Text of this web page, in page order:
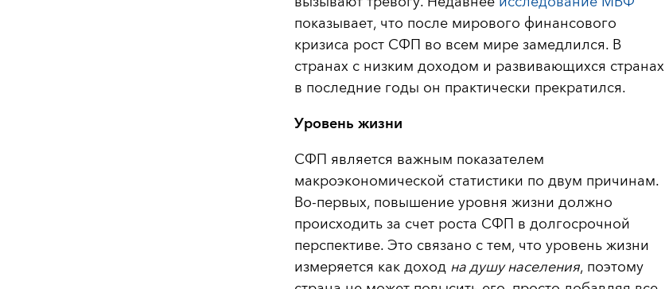
показывает, что после мирового финансового
кризиса рост СФП во всем мире замедлился. В
странах с низким доходом и развивающихся странах
в последние годы он практически прекратился.
Уровень жизни
СФП является важным показателем
макроэкономической статистики по двум причинам.
Во-первых, повышение уровня жизни должно
происходить за счет роста СФП в долгосрочной
перспективе. Это связано с тем, что уровень жизни
измеряется как доходна душу населения, поэтому